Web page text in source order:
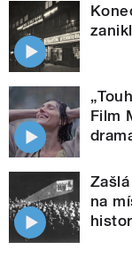
Film
na